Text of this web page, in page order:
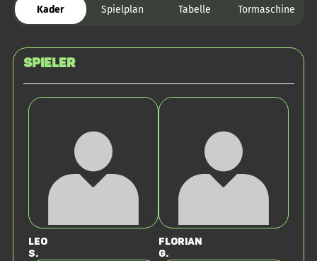
Kader Spielplan Tabelle Tormaschine
Spieler
Leo
S.
Florian
G.